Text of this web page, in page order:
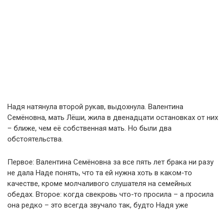
Надя натянула второй рукав, выдохнула. Валентина
Семёновна, мать Лёши, жила в двенадцати остановках от них
– ближе, чем её собственная мать. Но были два
обстоятельства.
Первое: Валентина Семёновна за все пять лет брака ни разу
не дала Наде понять, что та ей нужна хоть в каком-то
качестве, кроме молчаливого слушателя на семейных
обедах. Второе: когда свекровь что-то просила – а просила
она редко – это всегда звучало так, будто Надя уже